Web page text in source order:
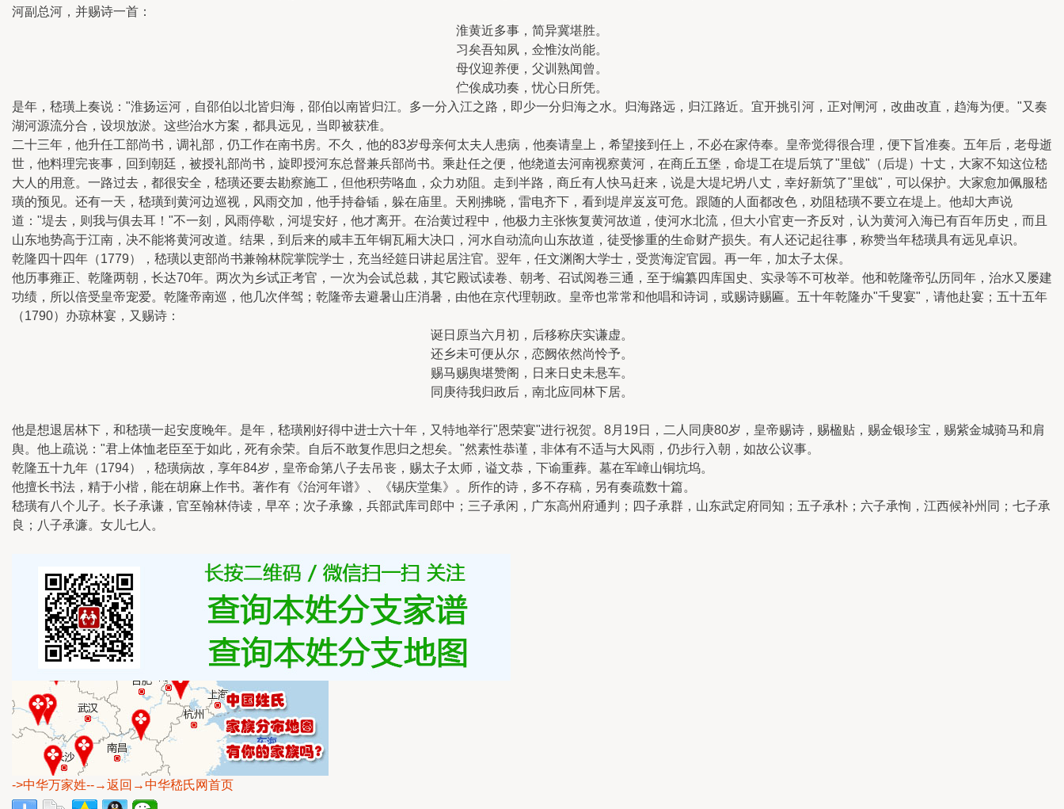
河副总河，并赐诗一首：
淮黄近多事，简异冀堪胜。
习矣吾知夙，佥惟汝尚能。
母仪迎养便，父训熟闻曾。
伫俟成功奏，忧心日所凭。
是年，嵇璜上奏说："淮扬运河，自邵伯以北皆归海，邵伯以南皆归江。多一分入江之路，即少一分归海之水。归海路远，归江路近。宜开挑引河，正对闸河，改曲改直，趋海为便。"又奏
湖河源流分合，设坝放淤。这些治水方案，都具远见，当即被获准。
二十三年，他升任工部尚书，调礼部，仍工作在南书房。不久，他的83岁母亲何太夫人患病，他奏请皇上，希望接到任上，不必在家侍奉。皇帝觉得很合理，便下旨准奏。五年后，老母逝
世，他料理完丧事，回到朝廷，被授礼部尚书，旋即授河东总督兼兵部尚书。乘赴任之便，他绕道去河南视察黄河，在商丘五堡，命堤工在堤后筑了"里戗"（后堤）十丈，大家不知这位嵇
大人的用意。一路过去，都很安全，嵇璜还要去勘察施工，但他积劳咯血，众力劝阻。走到半路，商丘有人快马赶来，说是大堤圮坍八丈，幸好新筑了"里戗"，可以保护。大家愈加佩服嵇
璜的预见。还有一天，嵇璜到黄河边巡视，风雨交加，他手持畚锸，躲在庙里。天刚拂晓，雷电齐下，看到堤岸岌岌可危。跟随的人面都改色，劝阻嵇璜不要立在堤上。他却大声说
道："堤去，则我与俱去耳！"不一刻，风雨停歇，河堤安好，他才离开。在治黄过程中，他极力主张恢复黄河故道，使河水北流，但大小官吏一齐反对，认为黄河入海已有百年历史，而且
山东地势高于江南，决不能将黄河改道。结果，到后来的咸丰五年铜瓦厢大决口，河水自动流向山东故道，徒受惨重的生命财产损失。有人还记起往事，称赞当年嵇璜具有远见卓识。
乾隆四十四年（1779），嵇璜以吏部尚书兼翰林院掌院学士，充当经筵日讲起居注官。翌年，任文渊阁大学士，受赏海淀官园。再一年，加太子太保。
他历事雍正、乾隆两朝，长达70年。两次为乡试正考官，一次为会试总裁，其它殿试读卷、朝考、召试阅卷三通，至于编纂四库国史、实录等不可枚举。他和乾隆帝弘历同年，治水又屡建
功绩，所以倍受皇帝宠爱。乾隆帝南巡，他几次伴驾；乾隆帝去避暑山庄消暑，由他在京代理朝政。皇帝也常常和他唱和诗词，或赐诗赐匾。五十年乾隆办"千叟宴"，请他赴宴；五十五年
（1790）办琼林宴，又赐诗：
诞日原当六月初，后移称庆实谦虚。
还乡未可便从尔，恋阙依然尚怜予。
赐马赐舆堪赞阁，日来日史未悬车。
同庚待我归政后，南北应同林下居。
他是想退居林下，和嵇璜一起安度晚年。是年，嵇璜刚好得中进士六十年，又特地举行"恩荣宴"进行祝贺。8月19日，二人同庚80岁，皇帝赐诗，赐楹贴，赐金银珍宝，赐紫金城骑马和肩
舆。他上疏说："君上体恤老臣至于如此，死有余荣。自后不敢复作思归之想矣。"然素性恭谨，非体有不适与大风雨，仍步行入朝，如故公议事。
乾隆五十九年（1794），嵇璜病故，享年84岁，皇帝命第八子去吊丧，赐太子太师，谥文恭，下谕重葬。墓在军嶂山铜坑坞。
他擅长书法，精于小楷，能在胡麻上作书。著作有《治河年谱》、《锡庆堂集》。所作的诗，多不存稿，另有奏疏数十篇。
嵇璜有八个儿子。长子承谦，官至翰林侍读，早卒；次子承豫，兵部武库司郎中；三子承闲，广东高州府通判；四子承群，山东武定府同知；五子承朴；六子承恂，江西候补州同；七子承
良；八子承濂。女儿七人。
->中华万家姓--→返回→中华嵇氏网首页